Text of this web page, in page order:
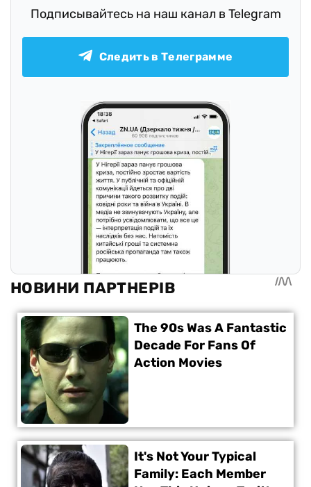
Подписывайтесь на наш канал в Telegram
Следить в Телеграмме